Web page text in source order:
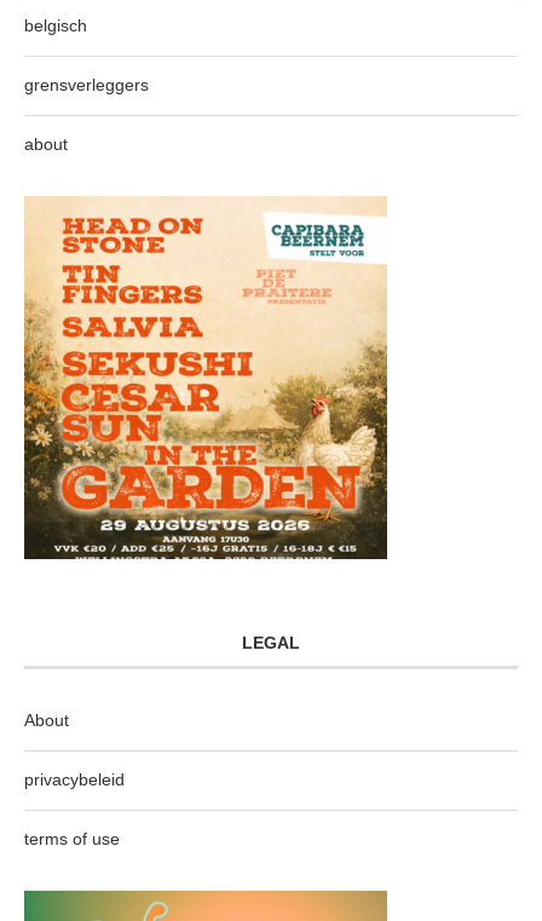
belgisch
grensverleggers
about
LEGAL
About
privacybeleid
terms of use